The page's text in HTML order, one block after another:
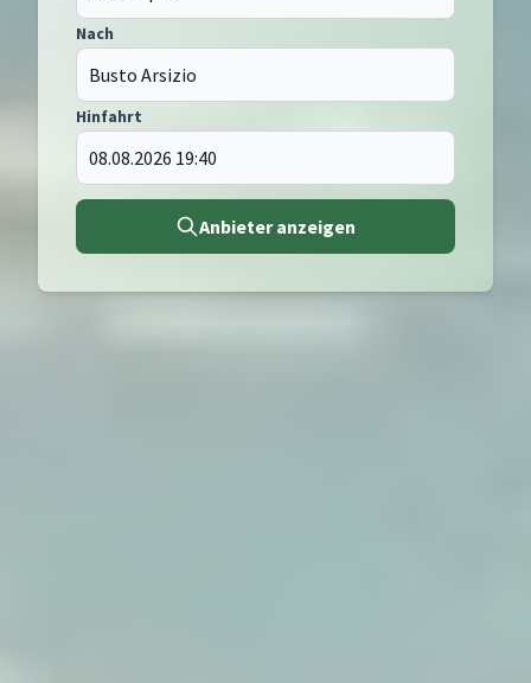
Nach
Hinfahrt
Anbieter anzeigen